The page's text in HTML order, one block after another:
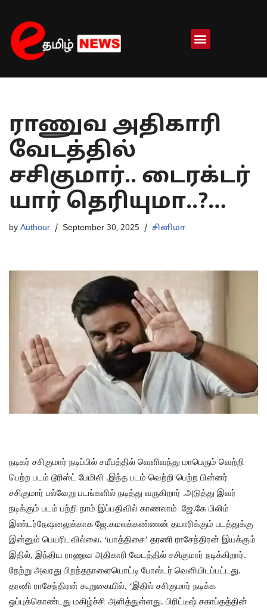
Skip
to
content
ராணுவ அதிகாரி
வேடத்தில்
சசிகுமார்.. டைரக்டர்
யார் தெரியுமா..?…
by Authour September 30, 2025 சினிமா
நடிகர் சசிகுமார் நடிப்பில் சமீபத்தில் வெளிவந்து மாபெரும் வெற்றி
பெற்ற படம் டூரிஸ்ட் பேமிலி .இந்த படம் வெற்றி பெற்ற பின்னர்
சசிகுமார் பல்வேறு படங்களில் நடித்து வருகிறார் .அடுத்து இவர்
நடிக்கும் படம் பற்றி நாம் இப்பதிவில் காணலாம் ஜே.கே பிலிம்
இண்டர்நேஷனலுக்காக ஜே.கமலக்கண்ணன் தயாரிக்கும் படத்துக்கு
இன்னும் பெயரிடவில்லை. ‘யாத்திசை’ தரணி ராசேந்திரன் இயக்கும்
இதில், இந்திய ராணுவ அதிகாரி வேடத்தில் சசிகுமார் நடிக்கிறார்.
நேற்று அவரது பிறந்தநாளையொட்டி போஸ்டர் வெளியிடப்பட்டது.
தரணி ராசேந்திரன் கூறுகையில், ‘இதில் சசிகுமார் நடிக்க
ஒப்புக்கொண்டது மகிழ்ச்சி அளித்துள்ளது. பிரிட்டீஷ் சகாப்தத்தின்